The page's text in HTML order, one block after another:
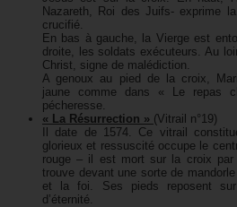
Nazareth, Roi des Juifs- exprime
crucifié.
En bas à gauche, la Vierge est
droite, les soldats exécuteurs. Au
Christ, signe de malédiction.
A genoux au pied de la croix,
jaune comme dans « Le repas
pécheresse.
« La Résurrection » (Vitrail n°19)
Il date de 1574. Ce vitrail
glorieux et ressuscité occupe le
rouge – il est mort sur la croix
trouve devant une sorte de
et la foi. Ses pieds reposent
d’éternité.